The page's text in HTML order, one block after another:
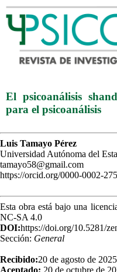
El psicoanálisis
para el psicoanálisis
Luis Tamayo Pérez
Universidad Autónoma del
tamayo58@gmail.com
https://orcid.org/0000-0002-
Esta obra está bajo una
NC-SA 4.0
DOI:https://doi.org/10.5281/
Sección: General
Recibido:20 de agosto de 2025